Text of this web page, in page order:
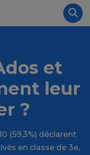
et
leur
?
(59,3%) déclarent
en classe de 3e,